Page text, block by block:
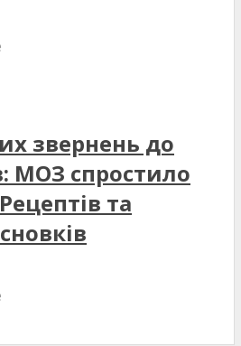
звернень до
МОЗ спростило
та